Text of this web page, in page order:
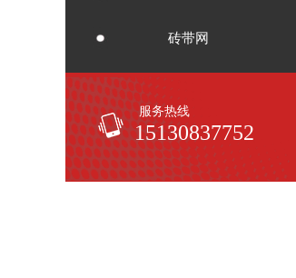
服务热线
15130837752
砖带网